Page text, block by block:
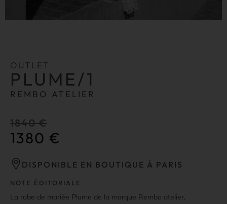
OUTLET
PLUME/1
REMBO ATELIER
1840€
1380 €
DISPONIBLE EN BOUTIQUE À PARIS
NOTE ÉDITORIALE
La robe de mariée Plume de la marque Rembo atelier,